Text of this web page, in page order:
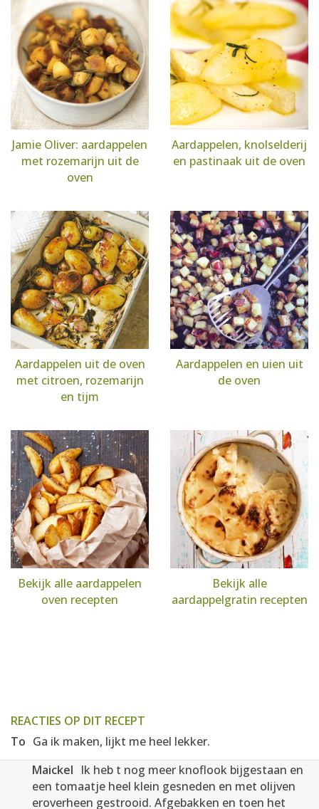
Jamie Oliver: aardappelen
met rozemarijn uit de
oven
Aardappelen, knolselderij
en pastinaak uit de oven
Aardappelen uit de oven
met citroen, rozemarijn
en tijm
Aardappelen en uien uit
de oven
Bekijk alle aardappelen
oven recepten
Bekijk alle
aardappelgratin recepten
REACTIES OP DIT RECEPT
To Ga ik maken, lijkt me heel lekker.
Maickel Ik heb t nog meer knoflook bijgestaan en
een tomaatje heel klein gesneden en met olijven
eroverheen gestrooid. Afgebakken en toen het